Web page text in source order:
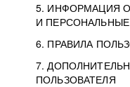
5. ИНФОРМАЦИЯ
И
6. ПРАВИЛА
7.
ПОЛЬЗОВАТЕЛЯ